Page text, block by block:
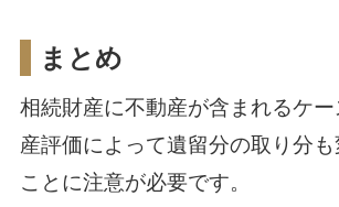
まとめ
相続財産に不動産が含まれるケ
産評価によって遺留分の取り分
ことに注意が必要です。